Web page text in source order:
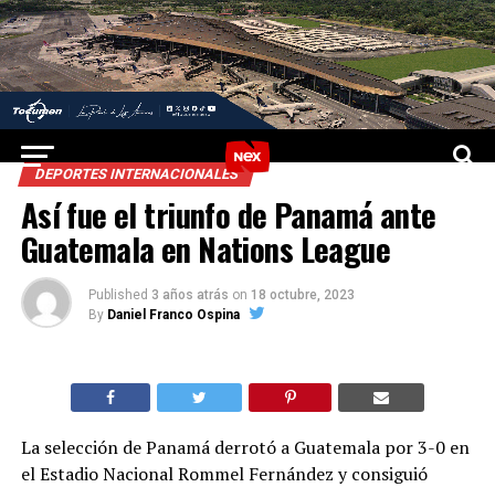
DEPORTES INTERNACIONALES
Así fue el triunfo de Panamá ante
Guatemala en Nations League
Published 3 años atrás on 18 octubre, 2023
By Daniel Franco Ospina
La selección de Panamá derrotó a Guatemala por 3-0 en
el Estadio Nacional Rommel Fernández y consiguió